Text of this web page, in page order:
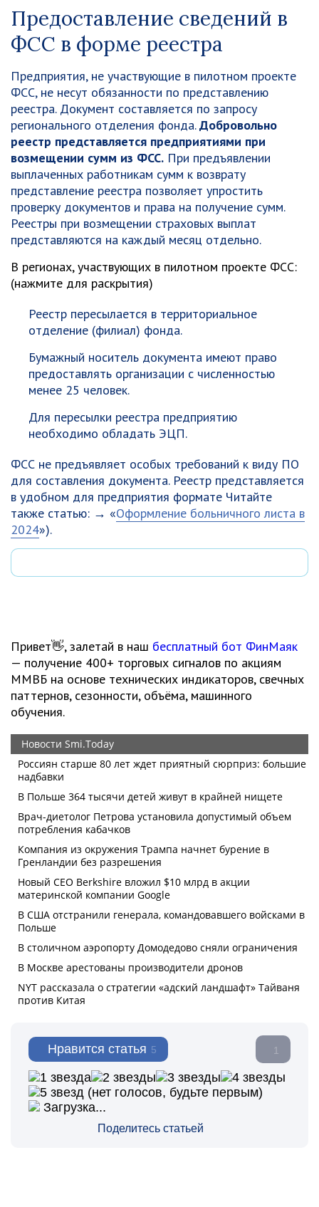
Предоставление сведений в
ФСС в форме реестра
Предприятия, не участвующие в пилотном проекте
ФСС, не несут обязанности по представлению
реестра. Документ составляется по запросу
регионального отделения фонда.Добровольно
реестр представляется предприятиями при
возмещении сумм из ФСС. При предъявлении
выплаченных работникам сумм к возврату
представление реестра позволяет упростить
проверку документов и права на получение сумм.
Реестры при возмещении страховых выплат
представляются на каждый месяц отдельно.
В регионах, участвующих в пилотном проекте ФСС:
(нажмите для раскрытия)
Реестр пересылается в территориальное
отделение (филиал) фонда.
Бумажный носитель документа имеют право
предоставлять организации с численностью
менее 25 человек.
Для пересылки реестра предприятию
необходимо обладать ЭЦП.
ФСС не предъявляет особых требований к виду ПО
для составления документа. Реестр представляется
в удобном для предприятия формате Читайте
также статью: → «Оформление больничного листа в
2024»).
Привет👋, залетай в наш бесплатный бот ФинМаяк
— получение 400+ торговых сигналов по акциям
ММВБ на основе технических индикаторов, свечных
паттернов, сезонности, объёма, машинного
обучения.
Нравится статья 5 1
Поделитесь статьей
(нет голосов, будьте первым)
Загрузка...